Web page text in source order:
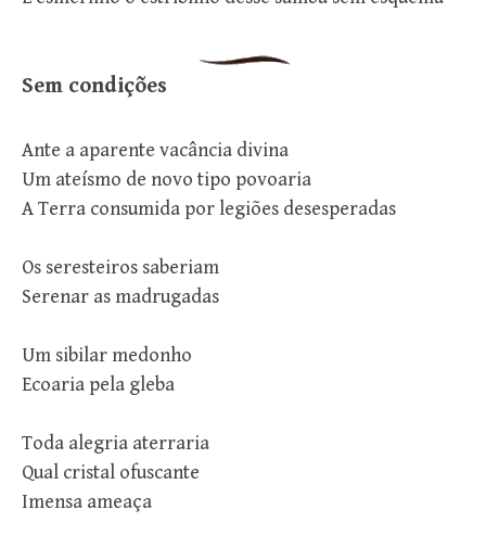
Sem condições
Ante a aparente vacância divina
Um ateísmo de novo tipo povoaria
A Terra consumida por legiões desesperadas
Os seresteiros saberiam
Serenar as madrugadas
Um sibilar medonho
Ecoaria pela gleba
Toda alegria aterraria
Qual cristal ofuscante
Imensa ameaça